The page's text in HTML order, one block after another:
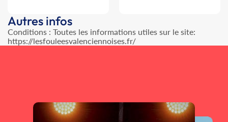
Autres infos
Conditions : Toutes les informations utiles sur le site:
https://lesfouleesvalenciennoises.fr/